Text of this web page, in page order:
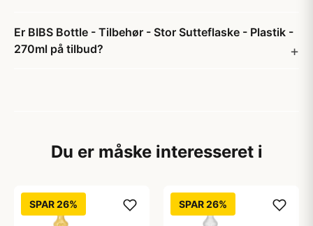
Er BIBS Bottle - Tilbehør - Stor Sutteflaske - Plastik -
270ml på tilbud?
Du er måske interesseret i
SPAR 26% SPAR 26%